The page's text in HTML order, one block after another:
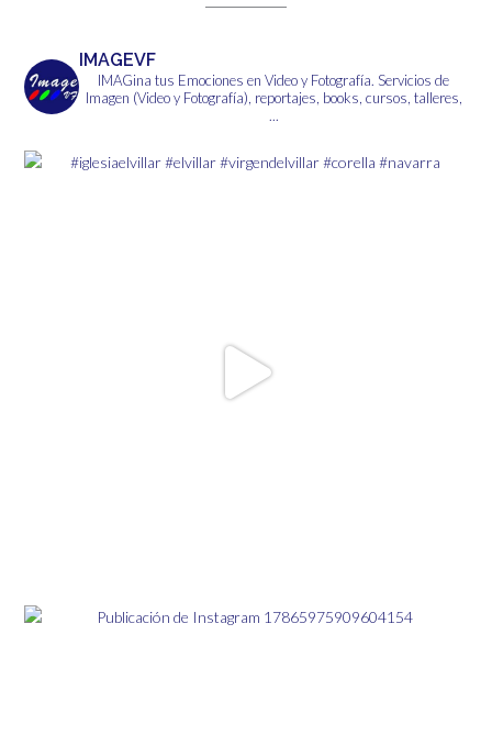
IMAGEVF
IMAGina tus Emociones en Video y Fotografía. Servicios de
Imagen (Video y Fotografía), reportajes, books, cursos, talleres,
...